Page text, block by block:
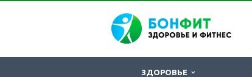
ЗДОРОВЬЕ